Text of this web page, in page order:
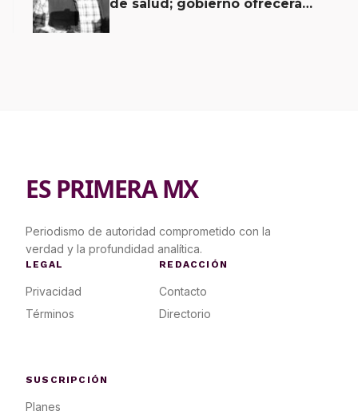
de salud; gobierno ofrecerá
ES PRIMERA MX
Periodismo de autoridad comprometido con la
verdad y la profundidad analítica.
LEGAL
Privacidad
Términos
REDACCIÓN
Contacto
Directorio
SUSCRIPCIÓN
Planes